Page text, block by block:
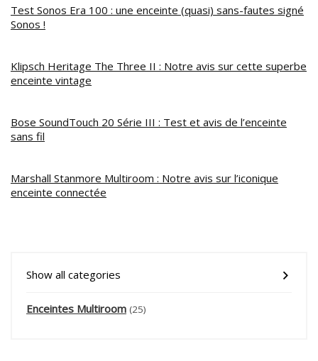
Test Sonos Era 100 : une enceinte (quasi) sans-fautes signé
Sonos !
Klipsch Heritage The Three II : Notre avis sur cette superbe
enceinte vintage
Bose SoundTouch 20 Série III : Test et avis de l’enceinte
sans fil
Marshall Stanmore Multiroom : Notre avis sur l’iconique
enceinte connectée
Show all categories
Enceintes Multiroom (25)